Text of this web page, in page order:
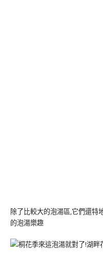
除了比較大的泡湯區,它們還特
的泡湯樂趣